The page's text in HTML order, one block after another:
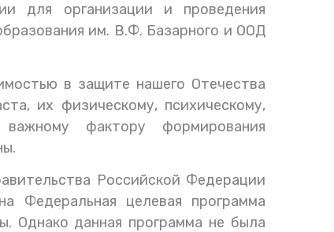
для организации и проведения
им. В.Ф. Базарного и ООД
в защите нашего Отечества
их физическому, психическому,
фактору формирования
Российской Федерации
Федеральная целевая программа
Однако данная программа не была